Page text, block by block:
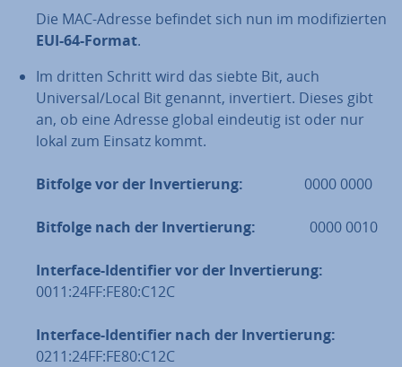
Die MAC-Adresse befindet sich nun im mo­di­fi­zier­ten
EUI-64-Format.
Im dritten Schritt wird das siebte Bit, auch
Universal/Local Bit genannt, in­ver­tiert. Dieses gibt
an, ob eine Adresse global eindeutig ist oder nur
lokal zum Einsatz kommt.
Bitfolge vor der In­ver­tie­rung: 0000 0000
Bitfolge nach der In­ver­tie­rung: 0000 0010
Interface-Iden­ti­fiervor der In­ver­tie­rung:
0011:24FF:FE80:C12C
Interface-Iden­ti­fier nach der In­ver­tie­rung:
0211:24FF:FE80:C12C